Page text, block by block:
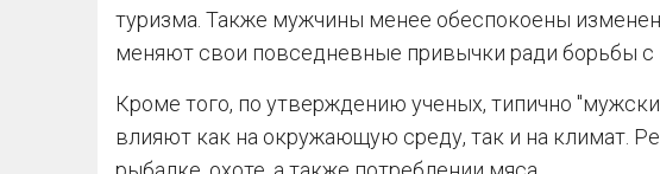
туризма. Также мужчины менее обеспокоены
меняют свои повседневные привычки ради борьбы с
Кроме того, по утверждению ученых, типично
влияют как на окружающую среду, так и на климат.